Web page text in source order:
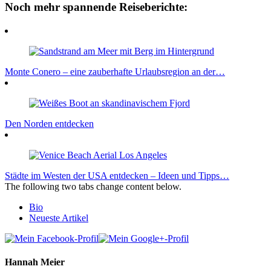
Noch mehr spannende Reiseberichte:
Monte Conero – eine zauberhafte Urlaubsregion an der…
Den Norden entdecken
Städte im Westen der USA entdecken – Ideen und Tipps…
The following two tabs change content below.
Bio
Neueste Artikel
Hannah Meier